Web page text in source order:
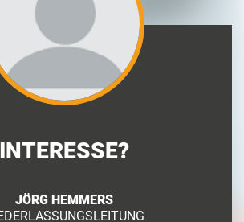
INTERESSE?
JÖRG HEMMERS